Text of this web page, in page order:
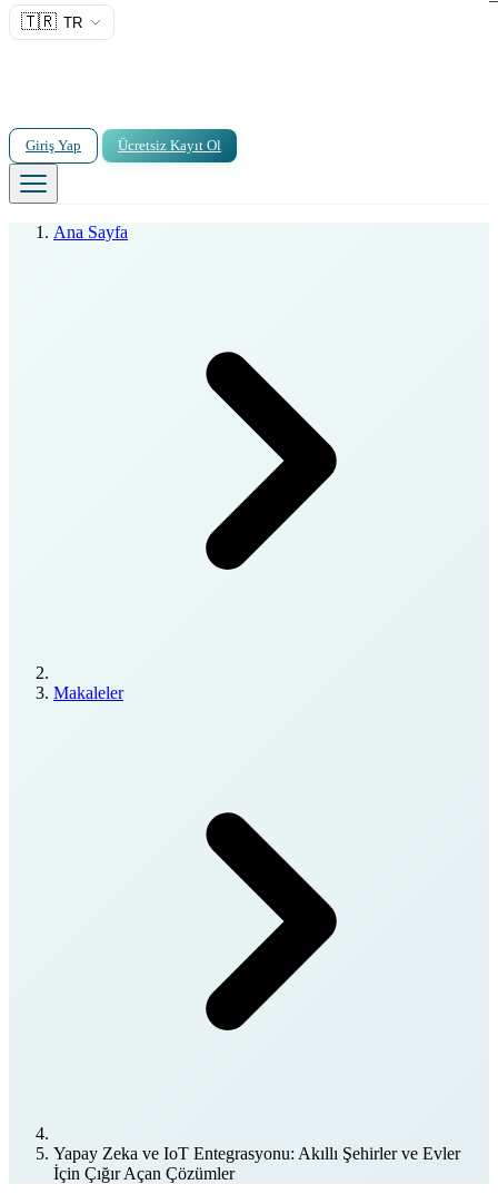
🇹🇷 TR
Giriş Yap Ücretsiz Kayıt Ol
Ana Sayfa
Makaleler
Yapay Zeka ve IoT Entegrasyonu: Akıllı Şehirler ve Evler
İçin Çığır Açan Çözümler